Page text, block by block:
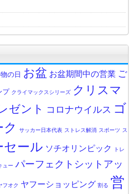
の日 お盆 お盆期間中の営業 ご
プ クライマックスシリーズ クリスマ
ゼント コロナウイルス ゴ
サッカー日本代表 ストレス解消 スポーツ ス
セール ソチオリンピック トレ
ュー パーフェクトシットアッ
フオク ヤフーショッピング 割る 営